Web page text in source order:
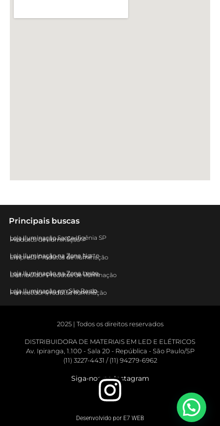
Principais buscas
Loja Iluminação Santa Ifigênia SP
Loja Iluminação no Centro
Produtos de Iluminação
Loja Iluminação na Zona Norte
Loja Iluminação na Zona Sul
Empresa Produtos de Iluminação
Loja Iluminação na Zona Leste
Loja Iluminação na Zona Oeste
Distribuidor Produtos de Iluminação
Loja Iluminação em São Paulo
Loja Iluminação na Grande SP
Fornecedor Produtos Iluminação
2025 | Todos os direitos reservados
DISTRIBUIDORA DE MATERIAIS EM LED E ELÉTRICOS
Av. Ipiranga, 1.100 - Sala 20 - República - São Paulo/SP
(11) 3227-4431 / (11) 94279-6962
Siga-nos no Instagram
Desenvolvido por E7 WEB